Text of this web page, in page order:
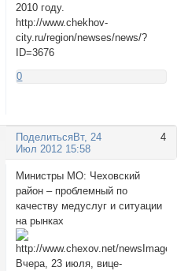
2010 году.
http://www.chekhov-
city.ru/region/newses/news/?
ID=3676
0
Поделиться 4
Вт, 24
Июл 2012 15:58
Министры МО: Чеховский
район – проблемный по
качеству медуслуг и ситуации
на рынках
Вчера, 23 июля, вице-